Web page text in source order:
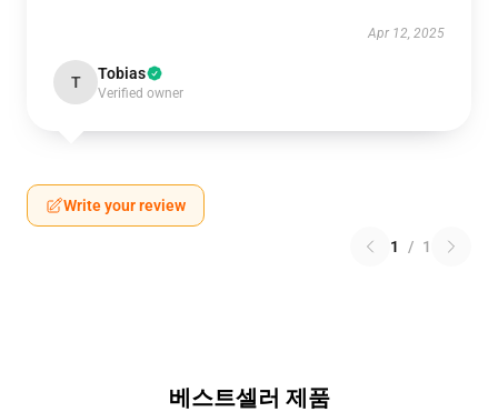
Apr 12, 2025
T Tobias
Verified owner
Write your review
1 / 1
베스트셀러 제품